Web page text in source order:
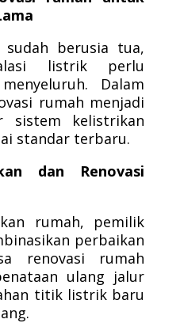
berusia tua,
listrik perlu
Dalam
rumah menjadi
sistem kelistrikan
standar terbaru.
dan Renovasi
rumah, pemilik
perbaikan
renovasi rumah
ulang jalur
titik listrik baru